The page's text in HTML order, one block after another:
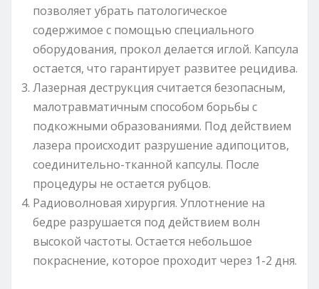
позволяет убрать патологическое
содержимое с помощью специального
оборудования, прокол делается иглой. Капсула
остается, что гарантирует развитее рецидива.
Лазерная деструкция считается безопасным,
малотравматичным способом борьбы с
подкожными образованиями. Под действием
лазера происходит разрушение адипоцитов,
соединительно-тканной капсулы. После
процедуры не остается рубцов.
Радиоволновая хирургия. Уплотнение на
бедре разрушается под действием волн
высокой частоты. Остается небольшое
покраснение, которое проходит через 1-2 дня.